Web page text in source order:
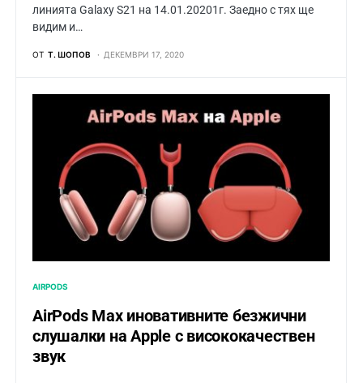
линията Galaxy S21 на 14.01.20201г. Заедно с тях ще
видим и…
ОТ Т. ШОПОВ ДЕКЕМВРИ 17, 2020
AIRPODS
AirPods Max иновативните безжични
слушалки на Apple с висококачествен
звук